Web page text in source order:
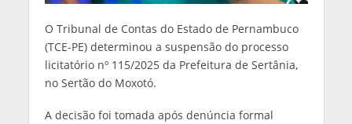
O Tribunal de Contas do Estado de Pernambuco
(TCE-PE) determinou a suspensão do processo
licitatório nº 115/2025 da Prefeitura de Sertânia,
no Sertão do Moxotó.
A decisão foi tomada após denúncia formal